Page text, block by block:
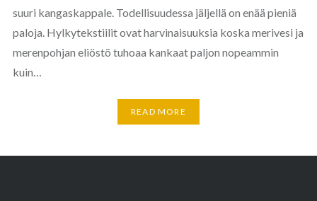
suuri kangaskappale. Todellisuudessa jäljellä on enää pieniä
paloja. Hylkytekstiilit ovat harvinaisuuksia koska merivesi ja
merenpohjan eliöstö tuhoaa kankaat paljon nopeammin
kuin…
READ MORE